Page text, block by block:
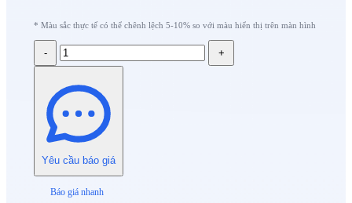
* Màu sắc thực tế có thể chênh lệch 5-10% so với màu hiển thị trên màn hình
- +
Yêu cầu báo giá
Báo giá nhanh